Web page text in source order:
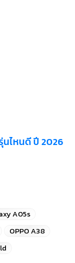
นไหนดี ปี 2026
A05s
OPPO A38